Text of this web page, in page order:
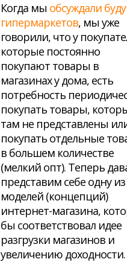
Когда мы обсуждали
гипермаркетов, мы уже
говорили, что у
которые постоянно
покупают товары в
магазинах у дома, есть
потребность
покупать товары,
там не представлены
покупать отдельные
в большем количестве
(мелкий опт). Теперь
представим себе одну из
моделей (концепций)
интернет-магазина,
бы соответствовал идее
разгрузки магазинов и
увеличению доходности.